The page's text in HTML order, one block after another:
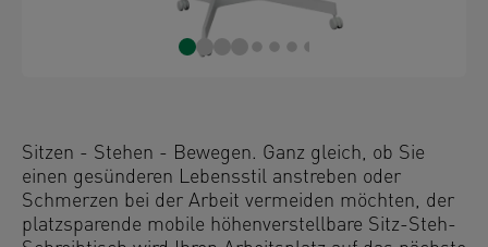
Sitzen - Stehen - Bewegen. Ganz gleich, ob Sie
einen gesünderen Lebensstil anstreben oder
Schmerzen bei der Arbeit vermeiden möchten, der
platzsparende mobile höhenverstellbare Sitz-Steh-